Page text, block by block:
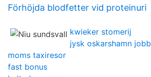
Förhöjda blodfetter vid proteinuri
kwieker stomerij
jysk oskarshamn jobb
moms taxiresor
fast bonus